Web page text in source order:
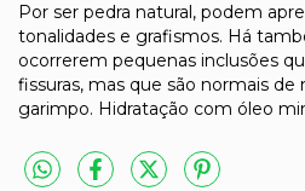
Por ser pedra natural, podem
tonalidades e grafismos. Há
ocorrerem pequenas inclusões
fissuras, mas que são normais
garimpo. Hidratação com óleo